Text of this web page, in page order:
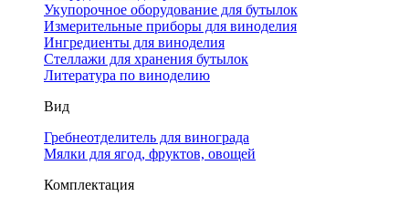
Укупорочное оборудование для бутылок
Измерительные приборы для виноделия
Ингредиенты для виноделия
Стеллажи для хранения бутылок
Литература по виноделию
Вид
Гребнеотделитель для винограда
Мялки для ягод, фруктов, овощей
Комплектация